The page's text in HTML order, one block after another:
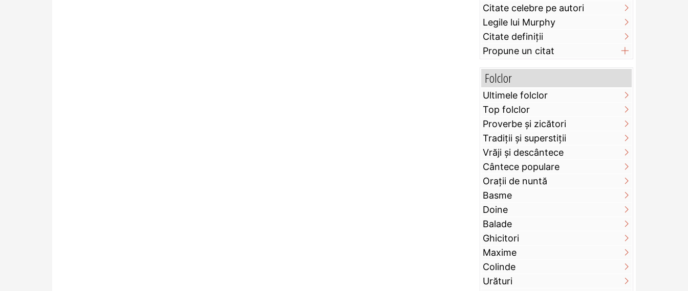
Citate celebre pe autori
Legile lui Murphy
Citate definiţii
Propune un citat
Folclor
Ultimele folclor
Top folclor
Proverbe și zicători
Tradiții și superstiții
Vrăji și descântece
Cântece populare
Orații de nuntă
Basme
Doine
Balade
Ghicitori
Maxime
Colinde
Urături